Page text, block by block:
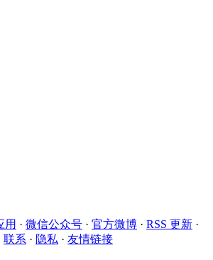
用 · 微信公众号 · 官方微博 · RSS 更新 ·
联系 · 隐私 · 友情链接